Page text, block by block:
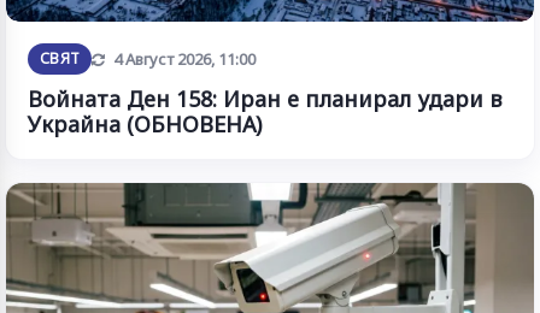
СВЯТ Обновена
4 Август 2026, 11:00
Войната Ден 158: Иран е планирал удари в
Украйна (ОБНОВЕНА)